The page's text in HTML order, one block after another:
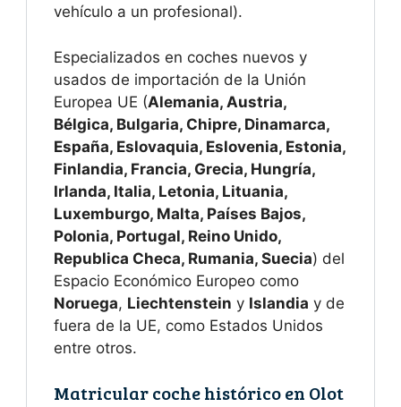
vehículo a un profesional).
Especializados en coches nuevos y
usados de importación de la Unión
Europea UE (Alemania, Austria,
Bélgica, Bulgaria, Chipre, Dinamarca,
España, Eslovaquia, Eslovenia, Estonia,
Finlandia, Francia, Grecia, Hungría,
Irlanda, Italia, Letonia, Lituania,
Luxemburgo, Malta, Países Bajos,
Polonia, Portugal, Reino Unido,
Republica Checa, Rumania, Suecia) del
Espacio Económico Europeo como
Noruega, Liechtenstein y Islandia y de
fuera de la UE, como Estados Unidos
entre otros.
Matricular coche histórico en Olot